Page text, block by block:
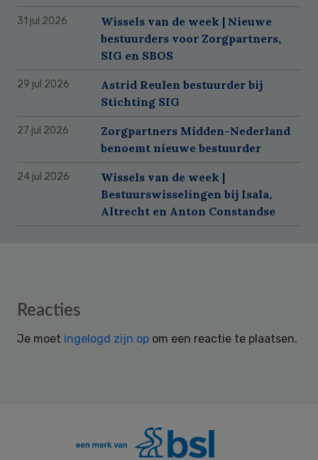
31 jul 2026
Wissels van de week | Nieuwe
bestuurders voor Zorgpartners,
SIG en SBOS
29 jul 2026
Astrid Reulen bestuurder bij
Stichting SIG
27 jul 2026
Zorgpartners Midden-Nederland
benoemt nieuwe bestuurder
24 jul 2026
Wissels van de week |
Bestuurswisselingen bij Isala,
Altrecht en Anton Constandse
Reader
Reacties
Je moet ingelogd zijn op om een reactie te plaatsen.